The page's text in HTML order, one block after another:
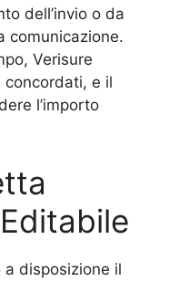
dell’invio o da
comunicazione.
Verisure
concordati, e il
l’importo
disposizione il